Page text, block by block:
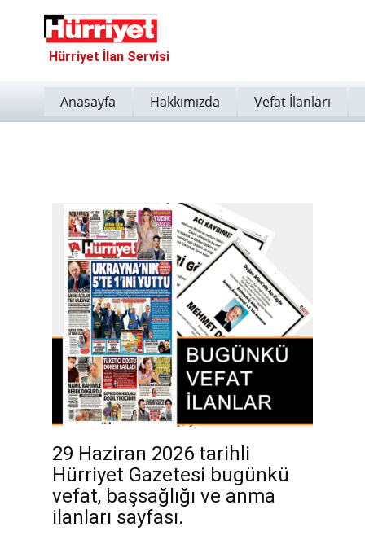
Hürriyet İlan Servisi
Anasayfa Hakkımızda Vefat İlanları
29 Haziran 2026 tarihli
Hürriyet Gazetesi bugünkü
vefat, başsağlığı ve anma
ilanları sayfası.